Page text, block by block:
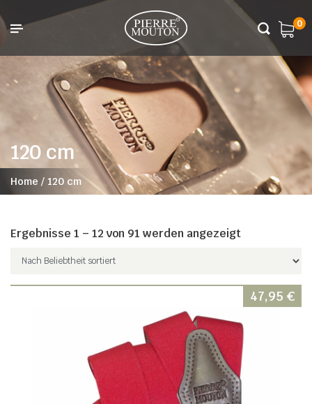
0
120 cm
Home / 120 cm
Ergebnisse 1 – 12 von 91 werden angezeigt
47,95 €